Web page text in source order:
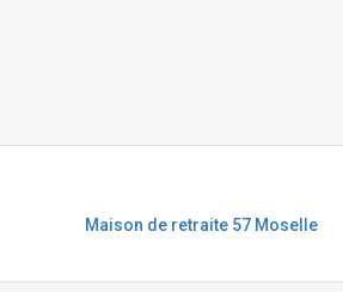
Maison de retraite 57 Moselle